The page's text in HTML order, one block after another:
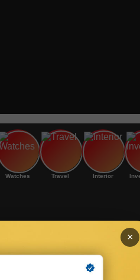
Watches Travel Interior
×